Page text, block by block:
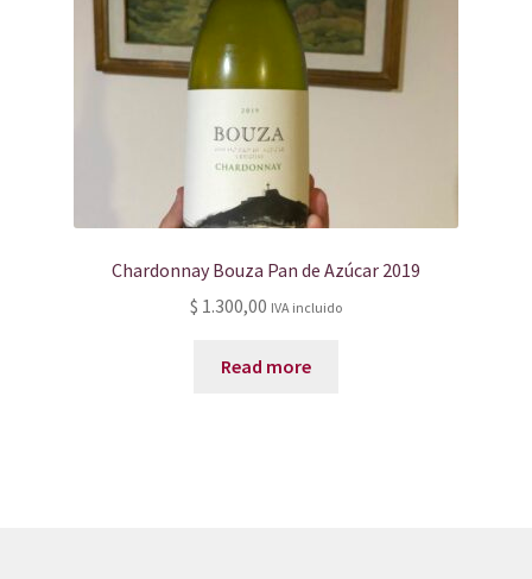
Chardonnay Bouza Pan de Azúcar 2019
$ 1.300,00 IVA incluido
Read more